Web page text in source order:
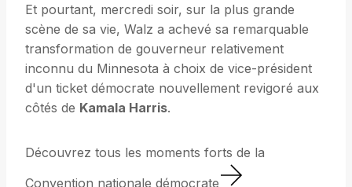
Et pourtant, mercredi soir, sur la plus grande
scène de sa vie, Walz a achevé sa remarquable
transformation de gouverneur relativement
inconnu du Minnesota à choix de vice-président
d'un ticket démocrate nouvellement revigoré aux
côtés de Kamala Harris.
Découvrez tous les moments forts de la
Convention nationale démocrate